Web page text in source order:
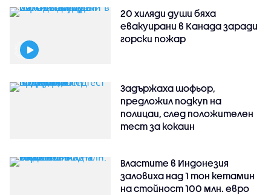
20 хиляди души бяха
евакуирани в Канада заради
горски пожар
Задържаха шофьор,
предложил подкуп на
полицаи, след положителен
тест за кокаин
Властите в Индонезия
заловиха над 1 тон кетамин
на стойност 100 млн. евро